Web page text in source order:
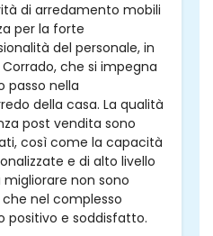
di arredamento mobili
per la forte
del personale, in
che si impegna
passo nella
della casa. La qualità
post vendita sono
così come la capacità
e di alto livello
non sono
nel complesso
positivo e soddisfatto.